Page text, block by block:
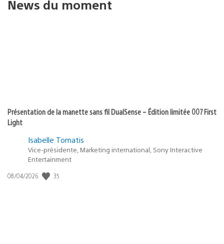
News du moment
Présentation de la manette sans fil DualSense – Édition limitée 007 First
Light
Isabelle Tomatis
Vice-présidente, Marketing international, Sony Interactive
Entertainment
Date
08/04/2026 35